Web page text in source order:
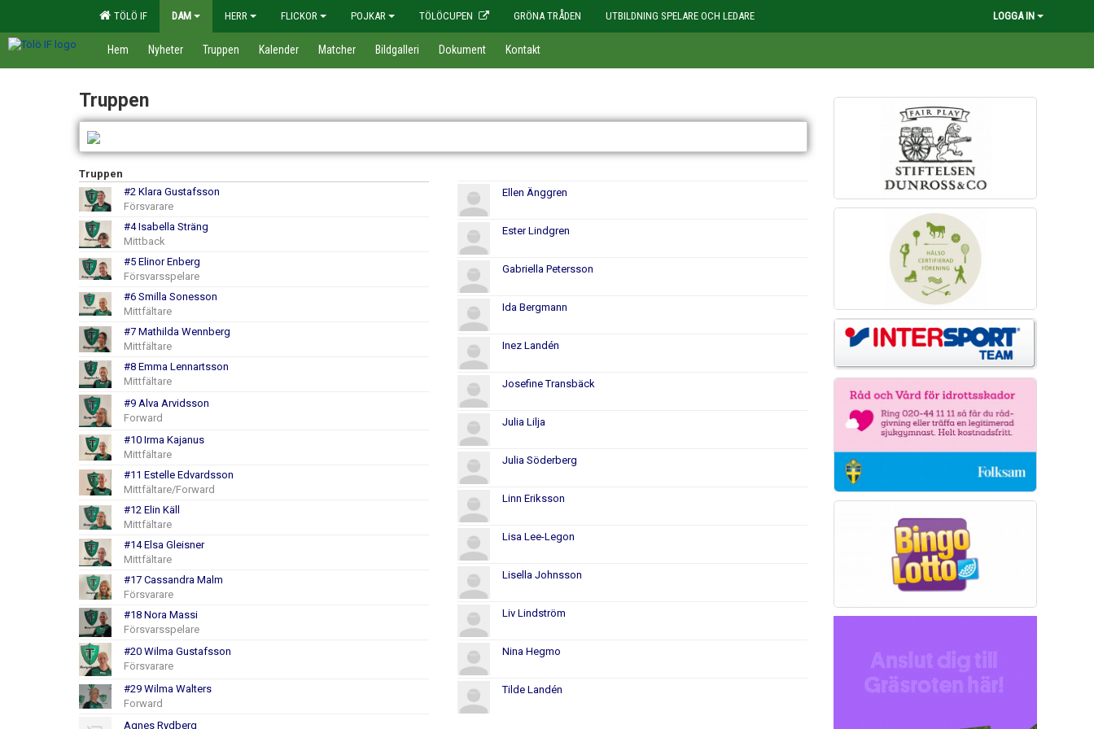
TÖLÖ IF DAM HERR FLICKOR POJKAR TÖLÖCUPEN GRÖNA TRÅDEN UTBILDNING SPELARE OCH LEDARE LOGGA IN
Hem Nyheter Truppen Kalender Matcher Bildgalleri Dokument Kontakt
Truppen
Truppen
#2 Klara Gustafsson
Försvarare
#4 Isabella Sträng
Mittback
#5 Elinor Enberg
Försvarsspelare
#6 Smilla Sonesson
Mittfältare
#7 Mathilda Wennberg
Mittfältare
#8 Emma Lennartsson
Mittfältare
#9 Alva Arvidsson
Forward
#10 Irma Kajanus
Mittfältare
#11 Estelle Edvardsson
Mittfältare/Forward
#12 Elin Käll
Mittfältare
#14 Elsa Gleisner
Mittfältare
#17 Cassandra Malm
Försvarare
#18 Nora Massi
Försvarsspelare
#20 Wilma Gustafsson
Försvarare
#29 Wilma Walters
Forward
Agnes Rydberg
Ellen Änggren
Ester Lindgren
Gabriella Petersson
Ida Bergmann
Inez Landén
Josefine Transbäck
Julia Lilja
Julia Söderberg
Linn Eriksson
Lisa Lee-Legon
Lisella Johnsson
Liv Lindström
Nina Hegmo
Tilde Landén